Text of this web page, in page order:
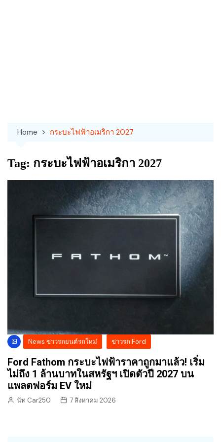
Home กระบะไฟฟ้าอเมริกา 2027
Tag: กระบะไฟฟ้าอเมริกา 2027
News ข่าวรถยนต์รถใหม่ ข่าวรถ Ford
Ford Fathom กระบะไฟฟ้าราคาถูกมาแล้ว! เริ่ม
ไม่ถึง 1 ล้านบาทในสหรัฐฯ เปิดตัวปี 2027 บน
แพลตฟอร์ม EV ใหม่
นัท Car250 7 สิงหาคม 2026